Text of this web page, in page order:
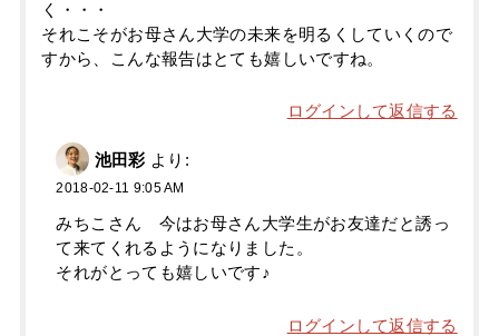
く・・・
それこそがお母さん大学の未来を明るくしていくので
すから、こんな報告はとても嬉しいですね。
ログインして返信する
池田彩 より:
2018-02-11 9:05 AM
みちこさん 今はお母さん大学生がお友達だと誘っ
て来てくれるようになりました。
それがとっても嬉しいです♪
ログインして返信する